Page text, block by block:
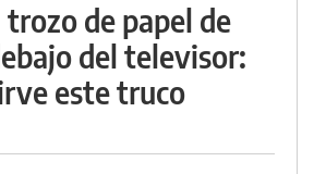
trozo de papel de
del televisor:
este truco